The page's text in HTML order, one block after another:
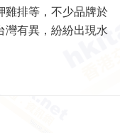
雞排等，不少品牌於
灣有異，紛紛出現水